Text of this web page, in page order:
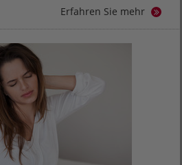
Erfahren Sie mehr